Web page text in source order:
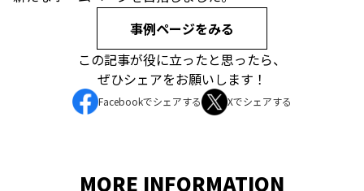
事例ページをみる
この記事が役に立ったと思ったら、
ぜひシェアをお願いします！
Facebookでシェアする Xでシェアする
MORE INFORMATION